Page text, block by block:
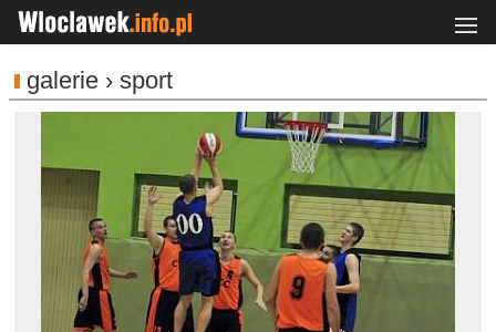
galerie › sport